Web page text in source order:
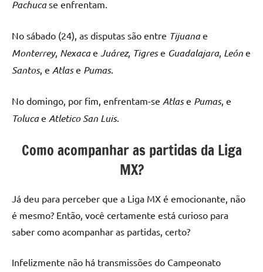
Pachucase enfrentam.
No sábado (24), as disputas são entre Tijuanae
Monterrey, Nexacae Juárez, Tigrese Guadalajara, León e
Santos, e Atlase Pumas.
No domingo, por fim, enfrentam-se Atlase Pumas, e
Tolucae Atletico San Luis.
Como acompanhar as partidas da Liga
MX?
Já deu para perceber que a Liga MX é emocionante, não
é mesmo? Então, você certamente está curioso para
saber como acompanhar as partidas, certo?
Infelizmente não há transmissões do Campeonato